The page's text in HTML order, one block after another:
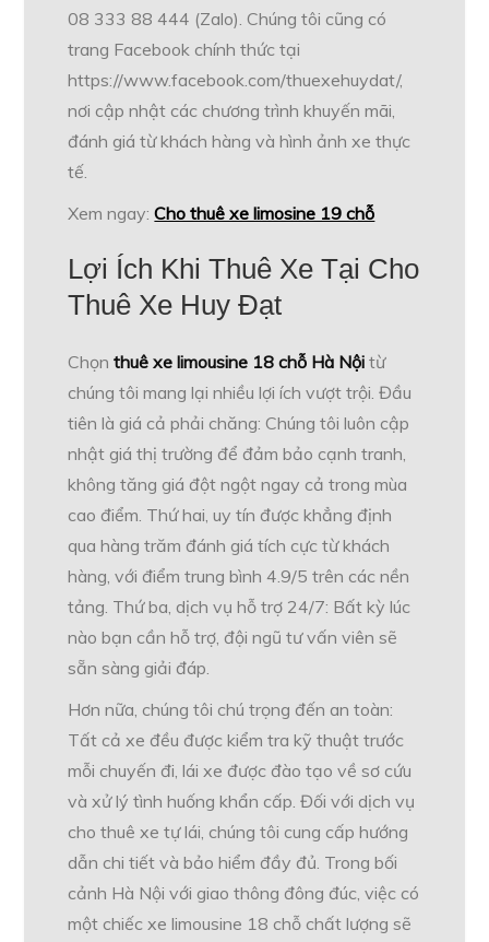
08 333 88 444 (Zalo). Chúng tôi cũng có
trang Facebook chính thức tại
https://www.facebook.com/thuexehuydat/,
nơi cập nhật các chương trình khuyến mãi,
đánh giá từ khách hàng và hình ảnh xe thực
tế.
Xem ngay:Cho thuê xe limosine 19 chỗ
Lợi Ích Khi Thuê Xe Tại Cho
Thuê Xe Huy Đạt
Chọnthuê xe limousine 18 chỗ Hà Nội từ
chúng tôi mang lại nhiều lợi ích vượt trội. Đầu
tiên là giá cả phải chăng: Chúng tôi luôn cập
nhật giá thị trường để đảm bảo cạnh tranh,
không tăng giá đột ngột ngay cả trong mùa
cao điểm. Thứ hai, uy tín được khẳng định
qua hàng trăm đánh giá tích cực từ khách
hàng, với điểm trung bình 4.9/5 trên các nền
tảng. Thứ ba, dịch vụ hỗ trợ 24/7: Bất kỳ lúc
nào bạn cần hỗ trợ, đội ngũ tư vấn viên sẽ
sẵn sàng giải đáp.
Hơn nữa, chúng tôi chú trọng đến an toàn:
Tất cả xe đều được kiểm tra kỹ thuật trước
mỗi chuyến đi, lái xe được đào tạo về sơ cứu
và xử lý tình huống khẩn cấp. Đối với dịch vụ
cho thuê xe tự lái, chúng tôi cung cấp hướng
dẫn chi tiết và bảo hiểm đầy đủ. Trong bối
cảnh Hà Nội với giao thông đông đúc, việc có
một chiếc xe limousine 18 chỗ chất lượng sẽ